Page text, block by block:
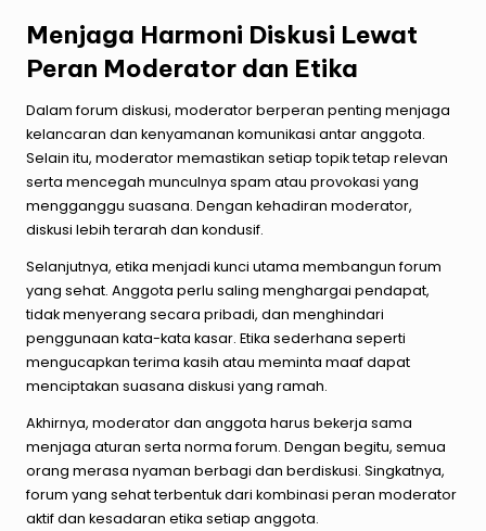
Menjaga Harmoni Diskusi Lewat
Peran Moderator dan Etika
Dalam forum diskusi, moderator berperan penting menjaga
kelancaran dan kenyamanan komunikasi antar anggota.
Selain itu, moderator memastikan setiap topik tetap relevan
serta mencegah munculnya spam atau provokasi yang
mengganggu suasana. Dengan kehadiran moderator,
diskusi lebih terarah dan kondusif.
Selanjutnya, etika menjadi kunci utama membangun forum
yang sehat. Anggota perlu saling menghargai pendapat,
tidak menyerang secara pribadi, dan menghindari
penggunaan kata-kata kasar. Etika sederhana seperti
mengucapkan terima kasih atau meminta maaf dapat
menciptakan suasana diskusi yang ramah.
Akhirnya, moderator dan anggota harus bekerja sama
menjaga aturan serta norma forum. Dengan begitu, semua
orang merasa nyaman berbagi dan berdiskusi. Singkatnya,
forum yang sehat terbentuk dari kombinasi peran moderator
aktif dan kesadaran etika setiap anggota.